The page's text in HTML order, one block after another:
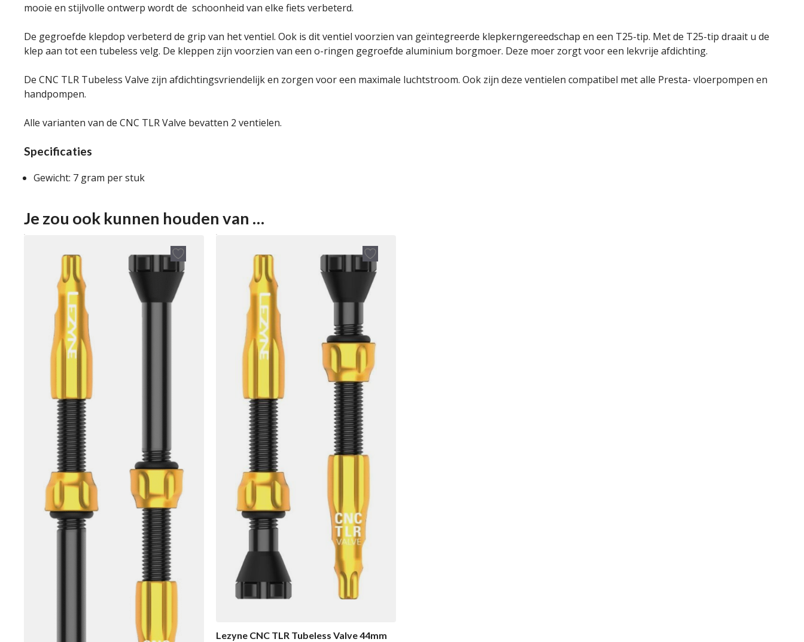
mooie en stijlvolle ontwerp wordt de schoonheid van elke fiets verbeterd.
De gegroefde klepdop verbeterd de grip van het ventiel. Ook is dit ventiel voorzien van geïntegreerde klepkerngereedschap en een T25-tip. Met de T25-tip draait u de
klep aan tot een tubeless velg. De kleppen zijn voorzien van een o-ringen gegroefde aluminium borgmoer. Deze moer zorgt voor een lekvrije afdichting.
De CNC TLR Tubeless Valve zijn afdichtingsvriendelijk en zorgen voor een maximale luchtstroom. Ook zijn deze ventielen compatibel met alle Presta- vloerpompen en
handpompen.
Alle varianten van de CNC TLR Valve bevatten 2 ventielen.
Specificaties
Gewicht: 7 gram per stuk
Je zou ook kunnen houden van …
Lezyne CNC TLR Tubeless Valve 44mm